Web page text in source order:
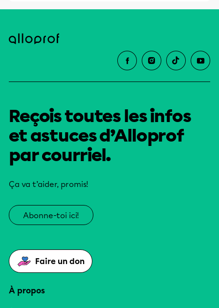
Reçois toutes les infos
et astuces d’Alloprof
par courriel.
Ça va t’aider, promis!
Abonne-toi ici!
Faire un don
À propos